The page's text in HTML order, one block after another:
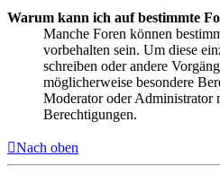
Warum kann ich auf bestimmte
Manche Foren können
vorbehalten sein. Um diese
schreiben oder andere
möglicherweise besondere
Moderator oder Administrator
Berechtigungen.
Nach oben